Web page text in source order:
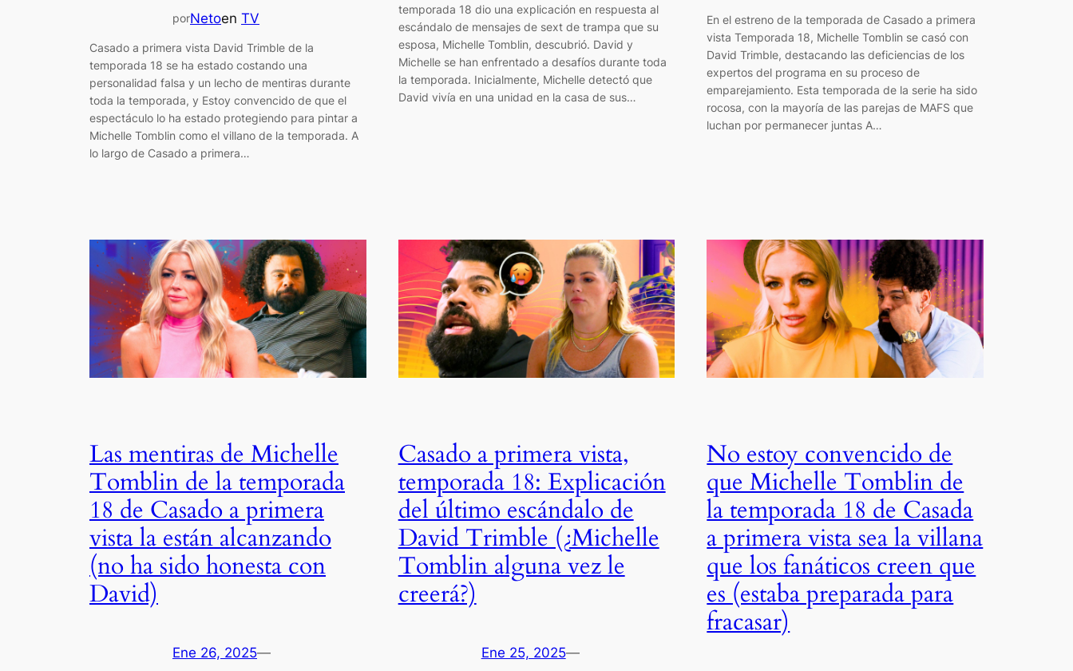
porNetoen TV
Casado a primera vista David Trimble de la
temporada 18 se ha estado costando una
personalidad falsa y un lecho de mentiras durante
toda la temporada, y Estoy convencido de que el
espectáculo lo ha estado protegiendo para pintar a
Michelle Tomblin como el villano de la temporada. A
lo largo de Casado a primera…
temporada 18 dio una explicación en respuesta al
escándalo de mensajes de sext de trampa que su
esposa, Michelle Tomblin, descubrió. David y
Michelle se han enfrentado a desafíos durante toda
la temporada. Inicialmente, Michelle detectó que
David vivía en una unidad en la casa de sus…
En el estreno de la temporada de Casado a primera
vista Temporada 18, Michelle Tomblin se casó con
David Trimble, destacando las deficiencias de los
expertos del programa en su proceso de
emparejamiento. Esta temporada de la serie ha sido
rocosa, con la mayoría de las parejas de MAFS que
luchan por permanecer juntas A…
Las mentiras de Michelle
Tomblin de la temporada
18 de Casado a primera
vista la están alcanzando
(no ha sido honesta con
David)
Ene 26, 2025—
Casado a primera vista,
temporada 18: Explicación
del último escándalo de
David Trimble (¿Michelle
Tomblin alguna vez le
creerá?)
Ene 25, 2025—
No estoy convencido de
que Michelle Tomblin de
la temporada 18 de Casada
a primera vista sea la villana
que los fanáticos creen que
es (estaba preparada para
fracasar)